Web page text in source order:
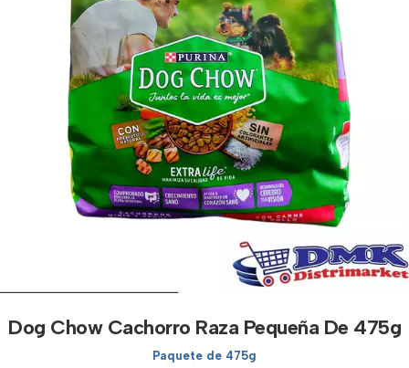
Dog Chow Cachorro Raza Pequeña De 475g
Paquete de 475g